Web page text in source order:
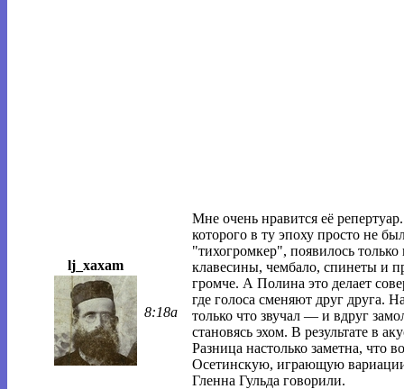
lj_xaxam
8:18a
Мне очень нравится её
которого в ту эпоху просто не
"тихогромкер", появилось
клавесины, чембало, спинеты и
громче. А Полина это делает
где голоса сменяют друг друга.
только что звучал — и вдруг
становясь эхом. В результате в
Разница настолько заметна, что
Осетинскую, играющую
Гленна Гульда говорили.